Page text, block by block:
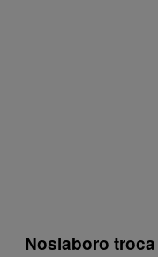
Noslaboro